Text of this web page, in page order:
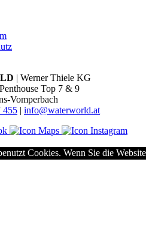
| Werner Thiele KG
Top 7 & 9
Vomperbach
455 | info@waterworld.at
Cookies. Wenn Sie die